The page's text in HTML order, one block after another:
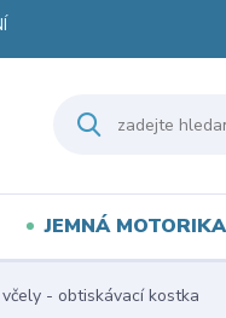
JEMNÁ MOTORIKA
- obtiskávací kostka